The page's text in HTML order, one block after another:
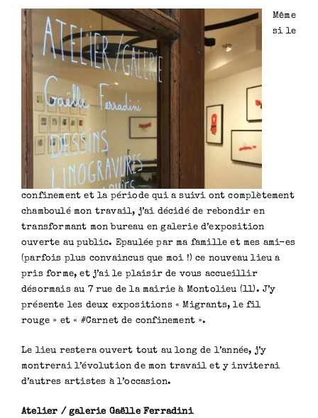
Même
si le
confinement et la période qui a suivi ont complètement
chamboulé mon travail, j’ai décidé de rebondir en
transformant mon bureau en galerie d’exposition
ouverte au public. Epaulée par ma famille et mes ami-es
(parfois plus convaincus que moi !) ce nouveau lieu a
pris forme, et j’ai le plaisir de vous accueillir
désormais au 7 rue de la mairie à Montolieu (11). J’y
présente les deux expositions « Migrants, le fil
rouge » et « #Carnet de confinement ».
Le lieu restera ouvert tout au long de l’année, j’y
montrerai l’évolution de mon travail et y inviterai
d’autres artistes à l’occasion.
Atelier / galerie Gaëlle Ferradini